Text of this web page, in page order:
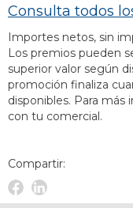
Consulta todos
Importes netos, sin
Los premios pueden
superior valor según
promoción finaliza
disponibles. Para más
con tu comercial.
Compartir:
Facebook
Linkedin